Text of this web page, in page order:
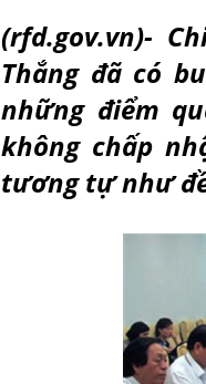
(rfd.gov.vn)-
Thắng đã có
những điểm
không chấp
tương tự như